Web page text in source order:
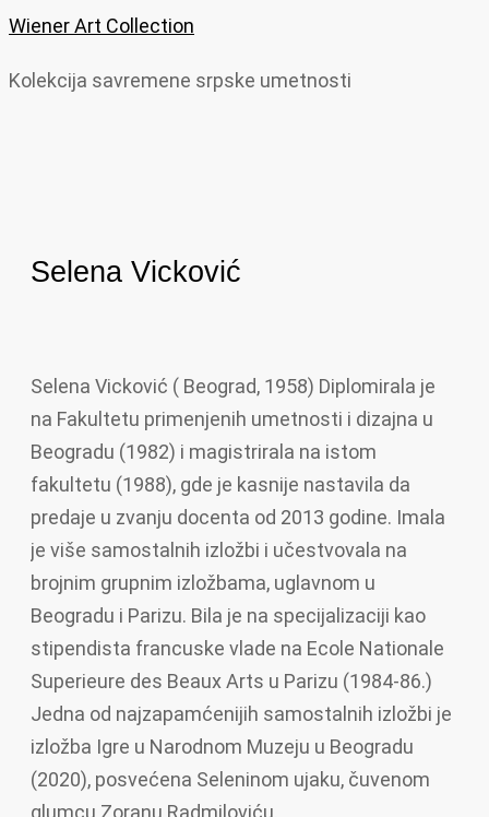
Wiener Art Collection
Kolekcija savremene srpske umetnosti
Selena Vicković
Selena Vicković ( Beograd, 1958) Diplomirala je
na Fakultetu primenjenih umetnosti i dizajna u
Beogradu (1982) i magistrirala na istom
fakultetu (1988), gde je kasnije nastavila da
predaje u zvanju docenta od 2013 godine. Imala
je više samostalnih izložbi i učestvovala na
brojnim grupnim izložbama, uglavnom u
Beogradu i Parizu. Bila je na specijalizaciji kao
stipendista francuske vlade na Ecole Nationale
Superieure des Beaux Arts u Parizu (1984-86.)
Jedna od najzapamćenijih samostalnih izložbi je
izložba Igre u Narodnom Muzeju u Beogradu
(2020), posvećena Seleninom ujaku, čuvenom
glumcu Zoranu Radmiloviću.